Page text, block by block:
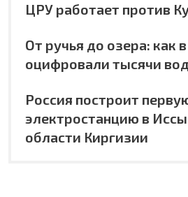
ЦРУ работает против
От ручья до озера: как
оцифровали тысячи
Россия построит
электростанцию в
области Киргизии